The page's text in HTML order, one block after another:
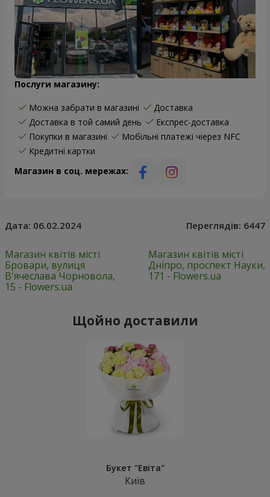
Послуги магазину:
Можна забрати в магазині
Доставка
Доставка в той самий день
Експрес-доставка
Покупки в магазині
Мобільні платежі чіерез NFC
Кредитні картки
Магазин в соц. мережах:
Дата: 06.02.2024 Переглядів: 6447
Магазин квітів місті
Бровари, вулиця
В'ячеслава Чорновола,
15 - Flowers.ua
Магазин квітів місті
Дніпро, проспект Науки,
171 - Flowers.ua
Щойно доставили
Букет "Евіта"
Київ